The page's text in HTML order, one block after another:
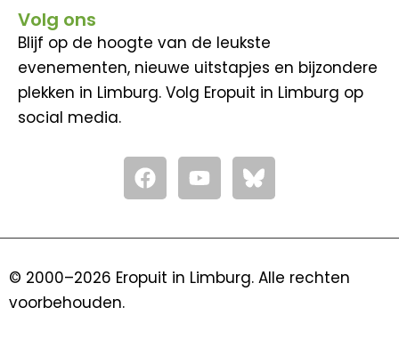
Volg ons
Blijf op de hoogte van de leukste
evenementen, nieuwe uitstapjes en bijzondere
plekken in Limburg. Volg Eropuit in Limburg op
social media.
F
a
c
o
Y
o
u
b
© 2000–2026 Eropuit in Limburg. Alle rechten
voorbehouden.